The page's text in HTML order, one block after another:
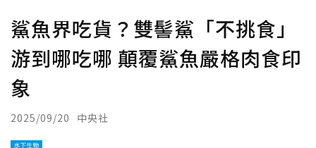
鯊魚界吃貨？雙髻鯊「不挑食」
游到哪吃哪 顛覆鯊魚嚴格肉食印
象
2025/09/20 中央社